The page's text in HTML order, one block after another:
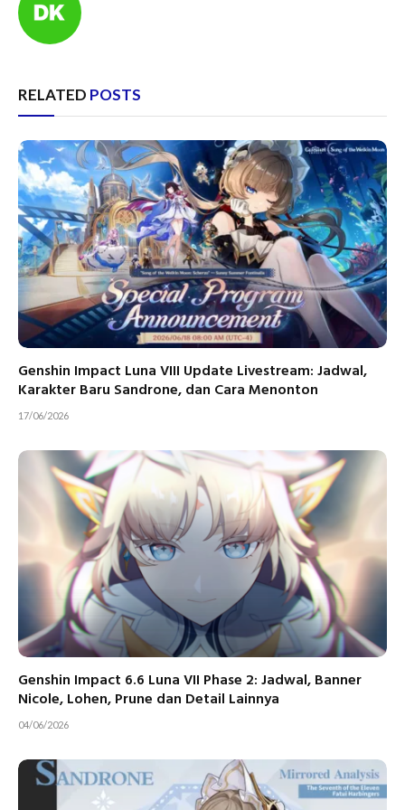
RELATED POSTS
Genshin Impact Luna VIII Update Livestream: Jadwal,
Karakter Baru Sandrone, dan Cara Menonton
17/06/2026
Genshin Impact 6.6 Luna VII Phase 2: Jadwal, Banner
Nicole, Lohen, Prune dan Detail Lainnya
04/06/2026